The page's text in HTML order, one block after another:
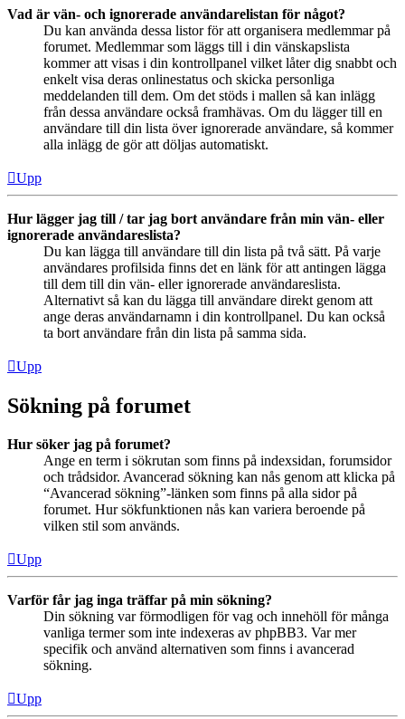
Vad är vän- och ignorerade användarelistan för något?
Du kan använda dessa listor för att organisera medlemmar på
forumet. Medlemmar som läggs till i din vänskapslista
kommer att visas i din kontrollpanel vilket låter dig snabbt och
enkelt visa deras onlinestatus och skicka personliga
meddelanden till dem. Om det stöds i mallen så kan inlägg
från dessa användare också framhävas. Om du lägger till en
användare till din lista över ignorerade användare, så kommer
alla inlägg de gör att döljas automatiskt.
Upp
Hur lägger jag till / tar jag bort användare från min vän- eller
ignorerade användareslista?
Du kan lägga till användare till din lista på två sätt. På varje
användares profilsida finns det en länk för att antingen lägga
till dem till din vän- eller ignorerade användareslista.
Alternativt så kan du lägga till användare direkt genom att
ange deras användarnamn i din kontrollpanel. Du kan också
ta bort användare från din lista på samma sida.
Upp
Sökning på forumet
Hur söker jag på forumet?
Ange en term i sökrutan som finns på indexsidan, forumsidor
och trådsidor. Avancerad sökning kan nås genom att klicka på
“Avancerad sökning”-länken som finns på alla sidor på
forumet. Hur sökfunktionen nås kan variera beroende på
vilken stil som används.
Upp
Varför får jag inga träffar på min sökning?
Din sökning var förmodligen för vag och innehöll för många
vanliga termer som inte indexeras av phpBB3. Var mer
specifik och använd alternativen som finns i avancerad
sökning.
Upp